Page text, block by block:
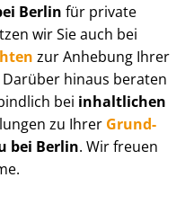
Berlin für private
wir Sie auch bei
zur Anhebung Ihrer
hinaus beraten
bei inhaltlichen
zu Ihrer Grund­
bei Berlin. Wir freuen